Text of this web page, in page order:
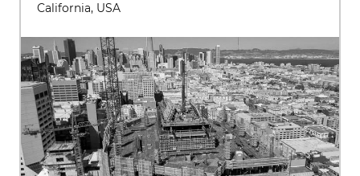
California, USA